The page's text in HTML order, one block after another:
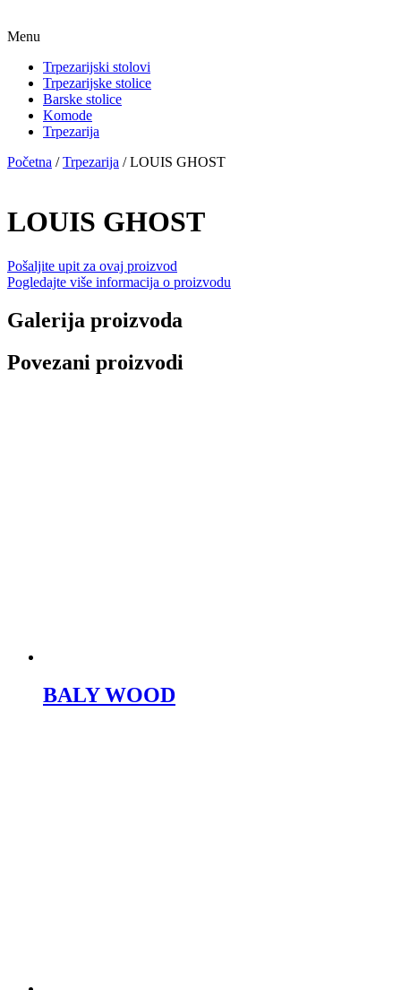
Menu
Trpezarijski stolovi
Trpezarijske stolice
Barske stolice
Komode
Trpezarija
Početna /Trpezarija / LOUIS GHOST
LOUIS GHOST
Pošaljite upit za ovaj proizvod
Pogledajte više informacija o proizvodu
Galerija proizvoda
Povezani proizvodi
BALY WOOD